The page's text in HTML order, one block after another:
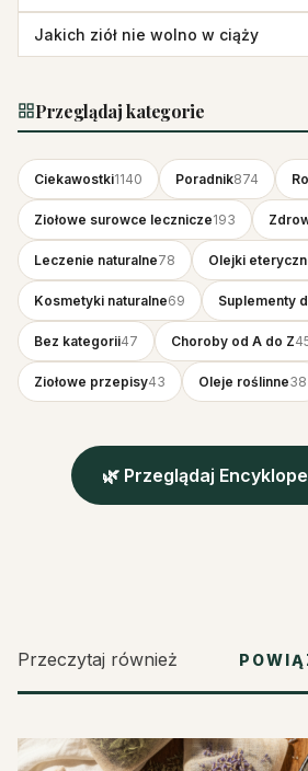
Jakich ziół nie wolno w ciąży
Przeglądaj kategorie
Ciekawostki1140 Poradnik874
Ziołowe surowce lecznicze193
Leczenie naturalne78 Olejki
Kosmetyki naturalne69 Suplementy
Bez kategorii47 Choroby od A do Z
Ziołowe przepisy43 Oleje roślinne38
🌿 Przeglądaj
Przeczytaj również